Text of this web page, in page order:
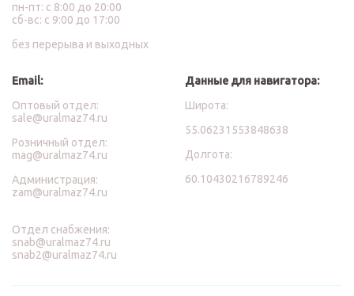
пн-пт: с 8:00 до 20:00
сб-вс: с 9:00 до 17:00
без перерыва и выходных
Email:
Оптовый отдел:
sale@uralmaz74.ru
Розничный отдел:
mag@uralmaz74.ru
Администрация:
zam@uralmaz74.ru
Отдел снабжения:
snab@uralmaz74.ru
snab2@uralmaz74.ru
Данные для навигатора:
Широта:
55.06231553848638
Долгота:
60.10430216789246